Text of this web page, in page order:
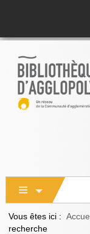
Vous êtes ici :
recherche